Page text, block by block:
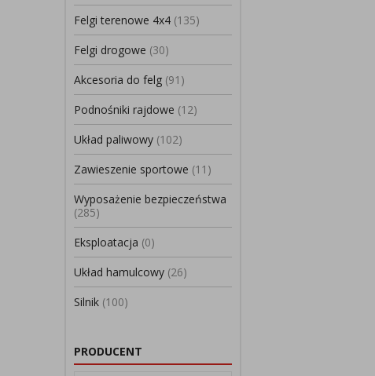
Felgi terenowe 4x4 (135)
Felgi drogowe (30)
Akcesoria do felg (91)
Podnośniki rajdowe (12)
Układ paliwowy (102)
Zawieszenie sportowe (11)
Wyposażenie bezpieczeństwa
(285)
Eksploatacja (0)
Układ hamulcowy (26)
Silnik (100)
PRODUCENT